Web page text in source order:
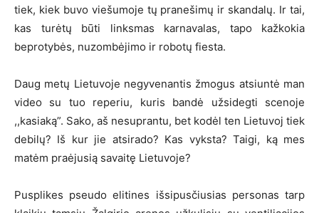
tiek, kiek buvo viešumoje tų pranešimų ir skandalų. Ir tai,
kas turėtų būti linksmas karnavalas, tapo kažkokia
beprotybės, nuzombėjimo ir robotų fiesta.
Daug metų Lietuvoje negyvenantis žmogus atsiuntė man
video su tuo reperiu, kuris bandė užsidegti scenoje
,,kasiaką”. Sako, aš nesuprantu, bet kodėl ten Lietuvoj tiek
debilų? Iš kur jie atsirado? Kas vyksta? Taigi, ką mes
matėm praėjusią savaitę Lietuvoje?
Pusplikes pseudo elitines išsipusčiusias personas tarp